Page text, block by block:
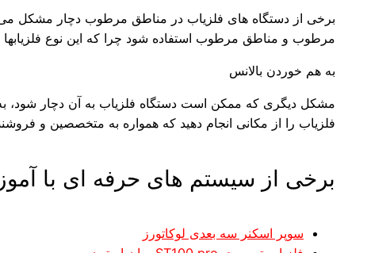
برخی از دستگاه های فلزیاب در مناطق مرطوب دچار مشکل
مرطوب و مناطق مرطوب استفاده شود چرا که این نوع
به هم خوردن بالانس
مشکل دیگری که ممکن است دستگاه فلزیاب به آن دچار شود،
فلزیاب را از مکانی انجام دهید که همواره به متخصصین و
برخی از سیستم های حرفه ای با
سوپر اسکنر سه بعدی لوکاتورز